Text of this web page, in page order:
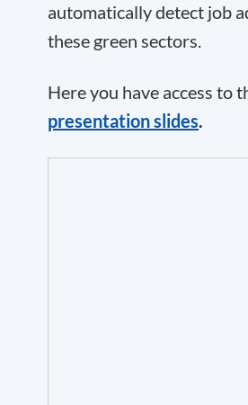
automatically detect job
these green sectors.
Here you have access to
presentation slides.